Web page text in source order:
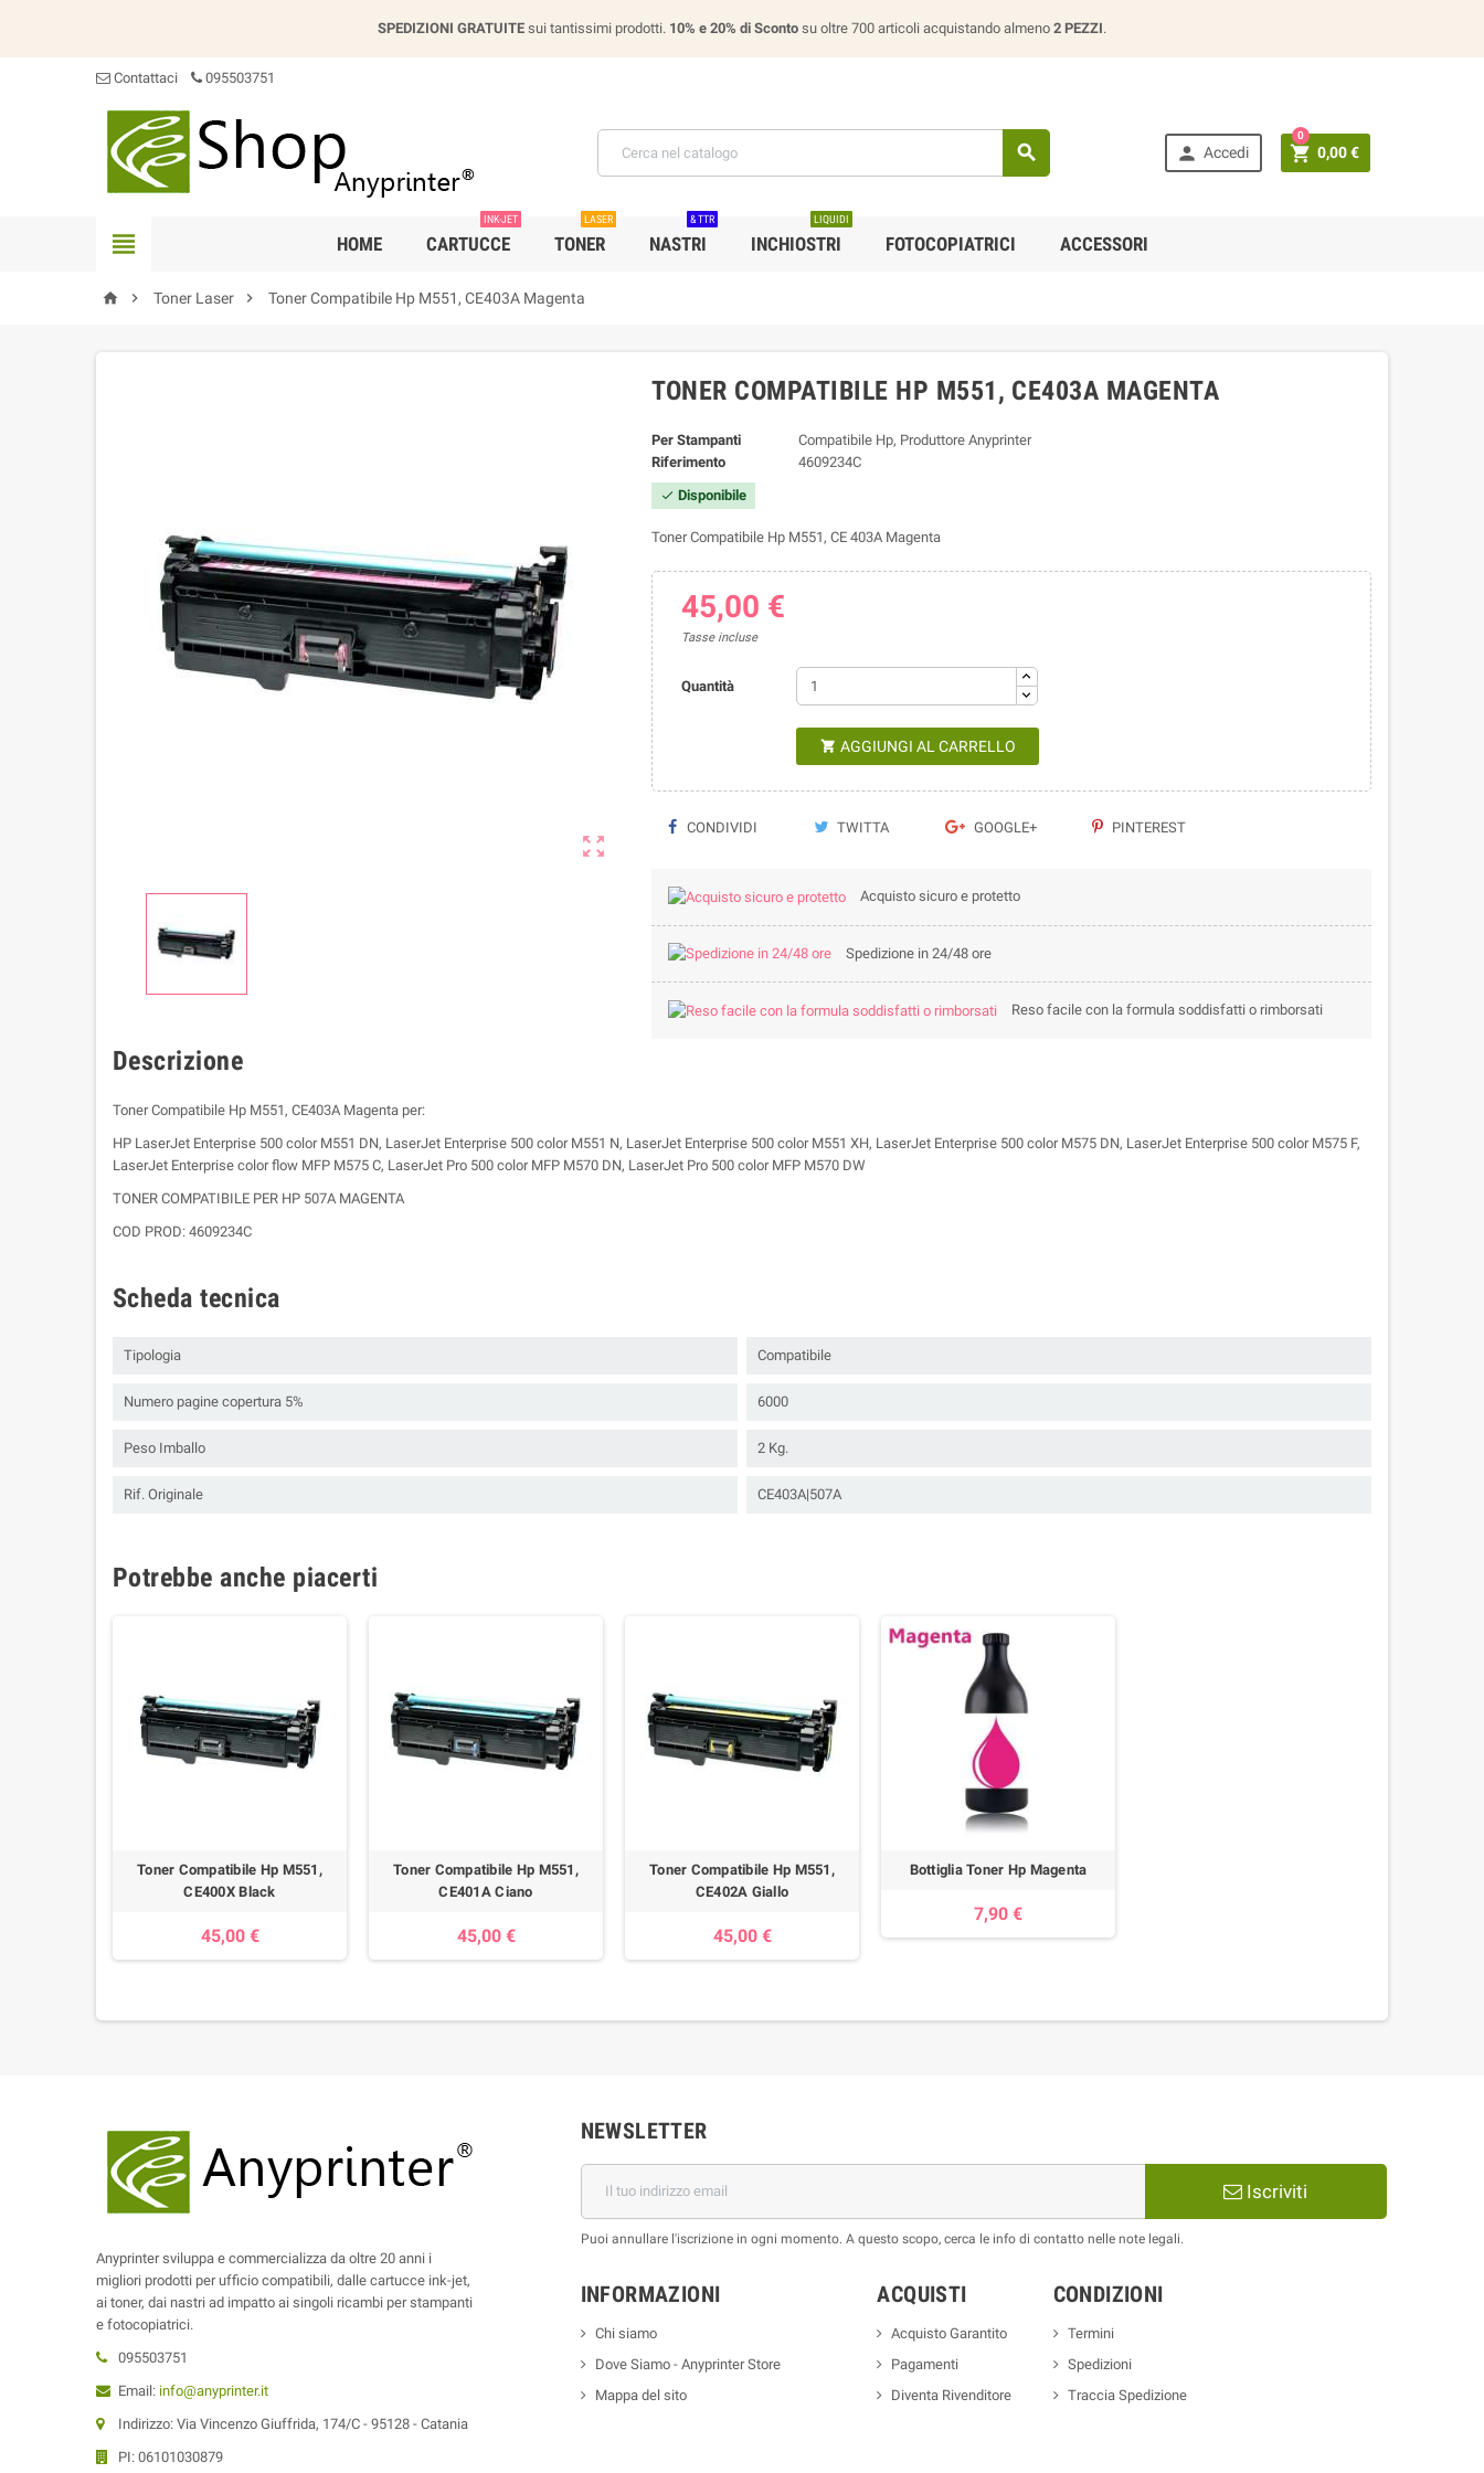
SPEDIZIONI GRATUITE sui tantissimi prodotti. 10% e 20% di Sconto su oltre 700 articoli acquistando almeno 2 PEZZI.
Contattaci 095503751
  Accedi  0,00 €
0
 HOME CARTUCCE
INK-JET
TONER
LASER
NASTRI
& TTR
INCHIOSTRI
LIQUIDI
FOTOCOPIATRICI ACCESSORI
  Toner Laser  Toner Compatibile Hp M551, CE403A Magenta

TONER COMPATIBILE HP M551, CE403A MAGENTA
Per Stampanti
Compatibile Hp, Produttore Anyprinter
Riferimento
4609234C
 Disponibile
Toner Compatibile Hp M551, CE 403A Magenta
45,00 €
Tasse incluse
Quantità
 AGGIUNGI AL CARRELLO
CONDIVIDI TWITTA GOOGLE+ PINTEREST
Acquisto sicuro e protetto
Spedizione in 24/48 ore
Reso facile con la formula soddisfatti o rimborsati
Descrizione
Toner Compatibile Hp M551, CE403A Magenta per:
HP LaserJet Enterprise 500 color M551 DN, LaserJet Enterprise 500 color M551 N, LaserJet Enterprise 500 color M551 XH, LaserJet Enterprise 500 color M575 DN, LaserJet Enterprise 500 color M575 F,
LaserJet Enterprise color flow MFP M575 C, LaserJet Pro 500 color MFP M570 DN, LaserJet Pro 500 color MFP M570 DW
TONER COMPATIBILE PER HP 507A MAGENTA
COD PROD: 4609234C
Scheda tecnica
Tipologia Compatibile
Numero pagine copertura 5% 6000
Peso Imballo 2 Kg.
Rif. Originale CE403A|507A
Potrebbe anche piacerti
Toner Compatibile Hp M551,
CE400X Black
45,00 €
Toner Compatibile Hp M551,
CE401A Ciano
45,00 €
Toner Compatibile Hp M551,
CE402A Giallo
45,00 €
Bottiglia Toner Hp Magenta
7,90 €
Anyprinter sviluppa e commercializza da oltre 20 anni i
migliori prodotti per ufficio compatibili, dalle cartucce ink-jet,
ai toner, dai nastri ad impatto ai singoli ricambi per stampanti
e fotocopiatrici.
095503751
Email: info@anyprinter.it
Indirizzo: Via Vincenzo Giuffrida, 174/C - 95128 - Catania
PI: 06101030879
NEWSLETTER
Iscriviti
Puoi annullare l'iscrizione in ogni momento. A questo scopo, cerca le info di contatto nelle note legali.
INFORMAZIONI
Chi siamo
Dove Siamo - Anyprinter Store
Mappa del sito
ACQUISTI
Acquisto Garantito
Pagamenti
Diventa Rivenditore
CONDIZIONI
Termini
Spedizioni
Traccia Spedizione